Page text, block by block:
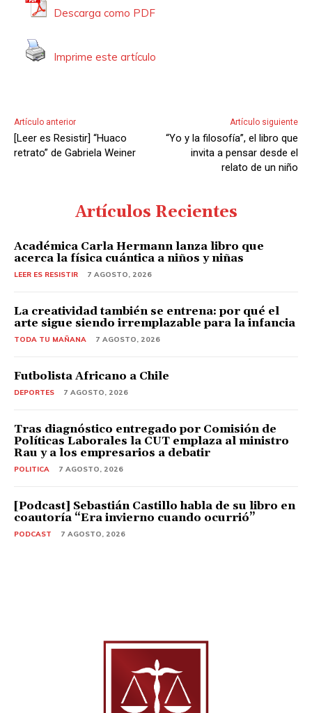
Descarga como PDF
Imprime este artículo
Artículo anterior
[Leer es Resistir] “Huaco
retrato” de Gabriela Weiner
Artículo siguiente
“Yo y la filosofía”, el libro que
invita a pensar desde el
relato de un niño
Artículos Recientes
Académica Carla Hermann lanza libro que
acerca la física cuántica a niños y niñas
LEER ES RESISTIR 7 AGOSTO, 2026
La creatividad también se entrena: por qué el
arte sigue siendo irremplazable para la infancia
TODA TU MAÑANA 7 AGOSTO, 2026
Futbolista Africano a Chile
DEPORTES 7 AGOSTO, 2026
Tras diagnóstico entregado por Comisión de
Políticas Laborales la CUT emplaza al ministro
Rau y a los empresarios a debatir
POLITICA 7 AGOSTO, 2026
[Podcast] Sebastián Castillo habla de su libro en
coautoría “Era invierno cuando ocurrió”
PODCAST 7 AGOSTO, 2026